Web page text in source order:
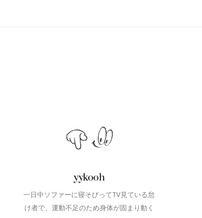
yykooh
一日中ソファーに寝そびってTV見ている怠
け者で、運動不足のため身体が固まり動く